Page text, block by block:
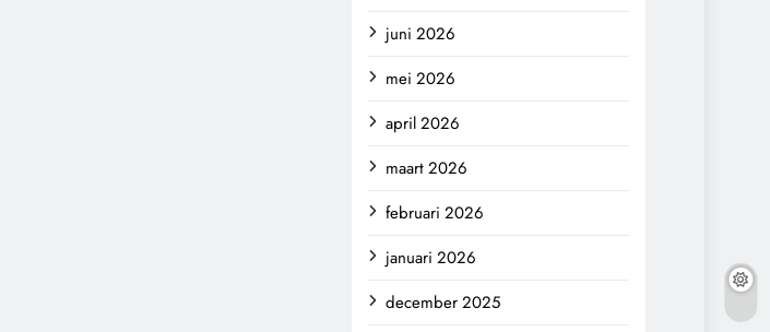
juni 2026
mei 2026
april 2026
maart 2026
februari 2026
januari 2026
december 2025